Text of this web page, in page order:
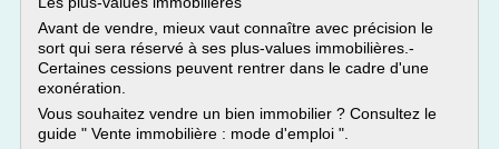
A­vant­ de vendre, mieux vaut connaître avec précision le
sort qui sera ­réservé à ses plus-values immobilières.­
Certaines cessions peuvent rentrer dans le cadre d'une
exonération.
Vous souhaitez vendre un bien immobilier ? Consultez le
guide " Vente immobilière : mode d'emploi ".